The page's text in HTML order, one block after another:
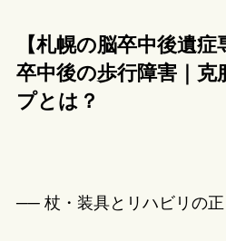
【札幌の脳卒中後遺
卒中後の歩行障害｜克
プとは？
── 杖・装具とリハビリの